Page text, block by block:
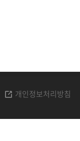
개인정보처리방침